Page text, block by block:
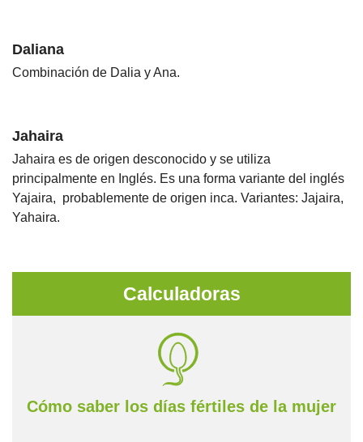
Daliana
Combinación de Dalia y Ana.
Jahaira
Jahaira es de origen desconocido y se utiliza
principalmente en Inglés. Es una forma variante del inglés
Yajaira, probablemente de origen inca. Variantes: Jajaira,
Yahaira.
Calculadoras
Cómo saber los días fértiles de la mujer